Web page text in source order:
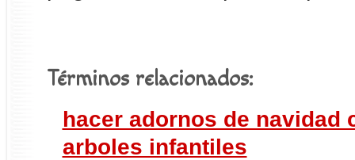
Términos relacionados:
hacer adornos de navidad
arboles infantiles